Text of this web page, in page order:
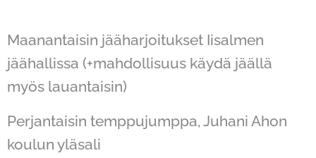
Maanantaisin jääharjoitukset Iisalmen
jäähallissa (+mahdollisuus käydä jäällä
myös lauantaisin)
Perjantaisin temppujumppa, Juhani Ahon
koulun yläsali